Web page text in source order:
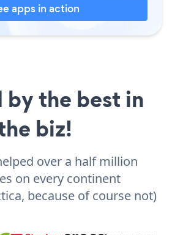
apps in action
by the best in
biz!
over a half million
on every continent
because of course not)